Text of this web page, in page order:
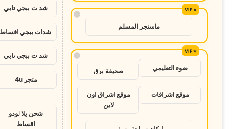
!
ماسنجر المسلم
!
ضوء التعليمي صحيفة برق
موقع اشراقات
موقع اشراق اون
لاين
شدات ببجي تابي
شدات ببجي اقساط
شدات ببجي تابي
متجر 4u
شحن يلا لودو
اقساط